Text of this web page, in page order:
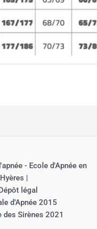
- Ecole d'Apnée en
|
légal
d’Apnée 2015
des Sirènes 2021